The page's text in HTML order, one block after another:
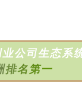
公司生态系
排名第一